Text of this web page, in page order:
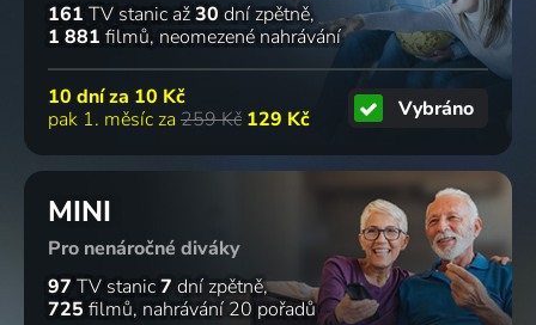
161 TV stanic až30 dní zpětně
1 881 filmů neomezené nahrávání
10 dní za 10 Kč
pak 1. měsíc za 259 Kč 129 Kč Vybráno
MINI
Pro nenáročné diváky
97 TV stanic7 dní zpětně
725 filmů nahrávání 20 pořadů